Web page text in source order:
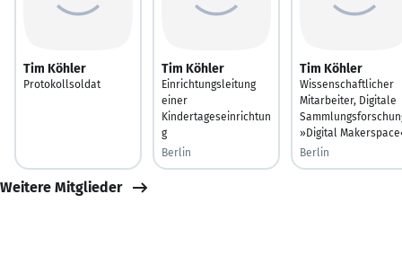
Tim Köhler
Protokollsoldat
Tim Köhler
Einrichtungsleitung
einer
Kindertageseinrichtun
g
Berlin
Tim Köhler
Wissenschaftlicher
Mitarbeiter, Digitale
»Digital
Berlin
Weitere Mitglieder